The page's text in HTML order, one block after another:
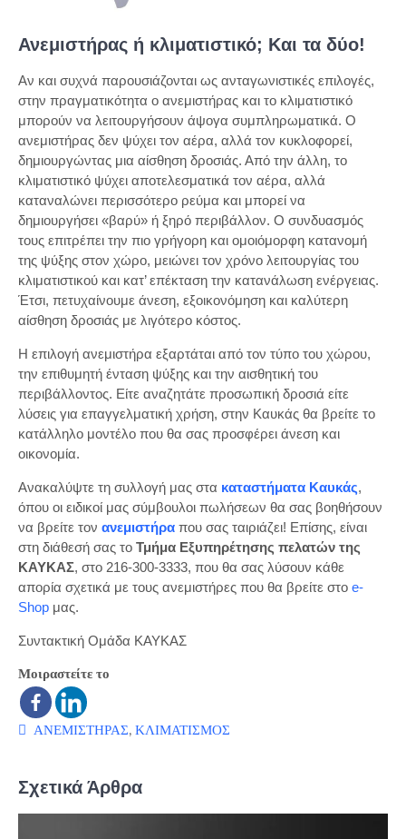
Ανεμιστήρας ή κλιματιστικό; Και τα δύο!
Αν και συχνά παρουσιάζονται ως ανταγωνιστικές επιλογές,
στην πραγματικότητα ο ανεμιστήρας και το κλιματιστικό
μπορούν να λειτουργήσουν άψογα συμπληρωματικά. Ο
ανεμιστήρας δεν ψύχει τον αέρα, αλλά τον κυκλοφορεί,
δημιουργώντας μια αίσθηση δροσιάς. Από την άλλη, το
κλιματιστικό ψύχει αποτελεσματικά τον αέρα, αλλά
καταναλώνει περισσότερο ρεύμα και μπορεί να
δημιουργήσει «βαρύ» ή ξηρό περιβάλλον. Ο συνδυασμός
τους επιτρέπει την πιο γρήγορη και ομοιόμορφη κατανομή
της ψύξης στον χώρο, μειώνει τον χρόνο λειτουργίας του
κλιματιστικού και κατ’ επέκταση την κατανάλωση ενέργειας.
Έτσι, πετυχαίνουμε άνεση, εξοικονόμηση και καλύτερη
αίσθηση δροσιάς με λιγότερο κόστος.
Η επιλογή ανεμιστήρα εξαρτάται από τον τύπο του χώρου,
την επιθυμητή ένταση ψύξης και την αισθητική του
περιβάλλοντος. Είτε αναζητάτε προσωπική δροσιά είτε
λύσεις για επαγγελματική χρήση, στην Καυκάς θα βρείτε το
κατάλληλο μοντέλο που θα σας προσφέρει άνεση και
οικονομία.
Ανακαλύψτε τη συλλογή μας στα καταστήματα Καυκάς,
όπου οι ειδικοί μας σύμβουλοι πωλήσεων θα σας βοηθήσουν
να βρείτε τον ανεμιστήρα που σας ταιριάζει! Επίσης, είναι
στη διάθεσή σας το Τμήμα Εξυπηρέτησης πελατών της
ΚΑΥΚΑΣ, στο 216-300-3333, που θα σας λύσουν κάθε
απορία σχετικά με τους ανεμιστήρες που θα βρείτε στο e-
Shop μας.
Συντακτική Ομάδα ΚΑΥΚΑΣ
Μοιραστείτε το
ΑΝΕΜΙΣΤΗΡΑΣ, ΚΛΙΜΑΤΙΣΜΟΣ
Σχετικά Άρθρα